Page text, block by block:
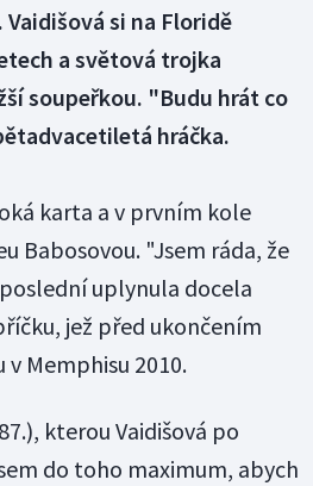
si na Floridě
a světová trojka
soupeřkou. "Budu hrát co
hráčka.
karta a v prvním kole
Babosovou. "Jsem ráda, že
uplynula docela
jež před ukončením
Memphisu 2010.
kterou Vaidišová po
do toho maximum, abych